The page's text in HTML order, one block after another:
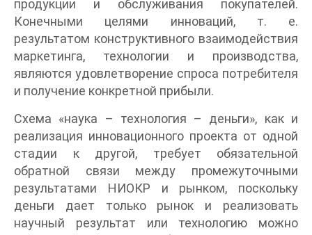
продукции и обслуживания покупателей.
Конечными целями инноваций, т. е.
результатом конструктивного взаимодействия
маркетинга, технологии и производства,
являются удовлетворение спроса потребителя
и получение конкретной прибыли.
Схема «наука – технология – деньги», как и
реализация инновационного проекта от одной
стадии к другой, требует обязательной
обратной связи между промежуточными
результатами НИОКР и рынком, поскольку
деньги дает только рынок и реализовать
научный результат или технологию можно